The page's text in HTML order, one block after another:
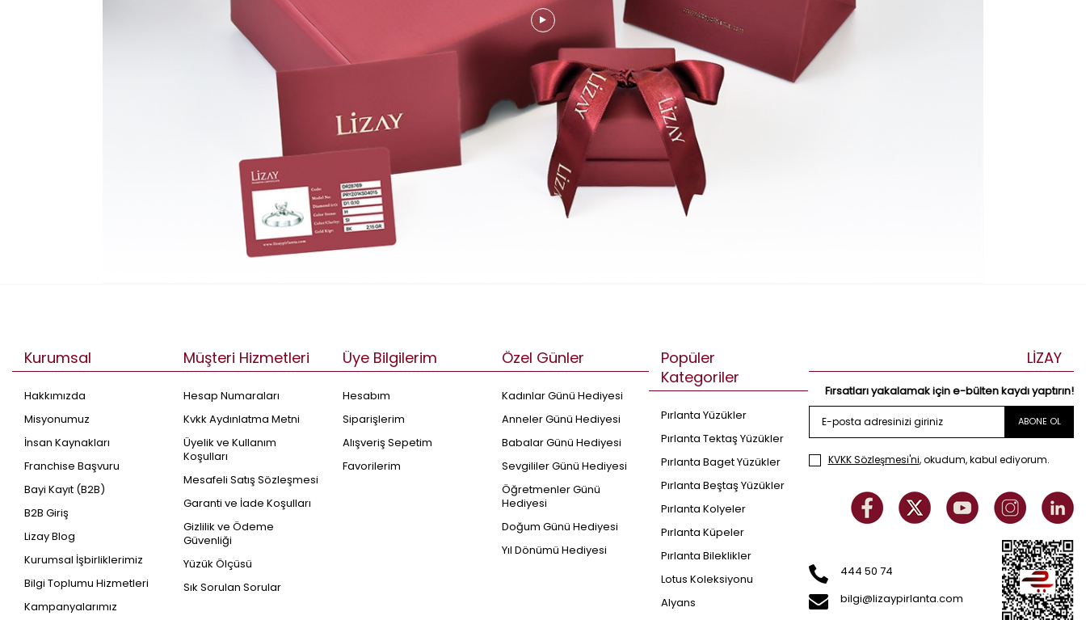
Kurumsal
Hakkımızda
Misyonumuz
İnsan Kaynakları
Franchise Başvuru
Bayi Kayıt (B2B)
B2B Giriş
Lizay Blog
Kurumsal İşbirliklerimiz
Bilgi Toplumu Hizmetleri
Kampanyalarımız
Müşteri Hizmetleri
Hesap Numaraları
Kvkk Aydınlatma Metni
Üyelik ve Kullanım
Koşulları
Mesafeli Satış Sözleşmesi
Garanti ve İade Koşulları
Gizlilik ve Ödeme
Güvenliği
Yüzük Ölçüsü
Sık Sorulan Sorular
Üye Bilgilerim
Hesabım
Siparişlerim
Alışveriş Sepetim
Favorilerim
Özel Günler
Kadınlar Günü Hediyesi
Anneler Günü Hediyesi
Babalar Günü Hediyesi
Sevgililer Günü Hediyesi
Öğretmenler Günü
Hediyesi
Doğum Günü Hediyesi
Yıl Dönümü Hediyesi
Popüler
Kategoriler
Pırlanta Yüzükler
Pırlanta Tektaş Yüzükler
Pırlanta Baget Yüzükler
Pırlanta Beştaş Yüzükler
Pırlanta Kolyeler
Pırlanta Küpeler
Pırlanta Bileklikler
Lotus Koleksiyonu
Alyans
LİZAY
Fırsatları yakalamak için e-bülten kaydı yaptırın!
ABONE OL
KVKK Sözleşmesi'ni, okudum, kabul ediyorum.
444 50 74
bilgi@lizaypirlanta.com